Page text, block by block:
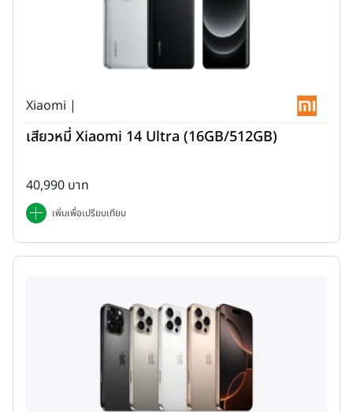
Xiaomi |
เสียวหมี่ Xiaomi 14 Ultra (16GB/512GB)
40,990 บาท
เพิ่มเพื่อเปรียบเทียบ